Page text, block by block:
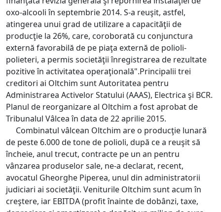
oxo-alcooli în septembrie 2014. S-a reuşit, astfel,
atingerea unui grad de utilizare a capacităţii de
producţie la 26%, care, coroborată cu conjunctura
externă favorabilă de pe piaţa externă de polioli-
polieteri, a permis societăţii înregistrarea de rezultate
pozitive în activitatea operaţională".Principalii trei
creditori ai Oltchim sunt Autoritatea pentru
Administrarea Activelor Statului (AAAS), Electrica şi BCR.
Planul de reorganizare al Oltchim a fost aprobat de
Tribunalul Vâlcea în data de 22 aprilie 2015.
Combinatul vâlcean Oltchim are o producţie lunară
de peste 6.000 de tone de polioli, după ce a reuşit să
încheie, anul trecut, contracte pe un an pentru
vânzarea produselor sale, ne-a declarat, recent,
avocatul Gheorghe Piperea, unul din administratorii
judiciari ai societăţii. Veniturile Oltchim sunt acum în
creştere, iar EBITDA (profit înainte de dobânzi, taxe,